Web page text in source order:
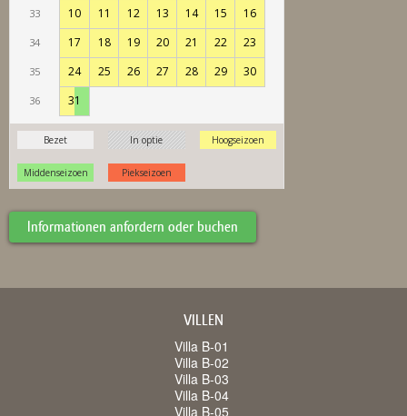
Informationen anfordern oder buchen
VILLEN
Villa B-01
Villa B-02
Villa B-03
Villa B-04
Villa B-05